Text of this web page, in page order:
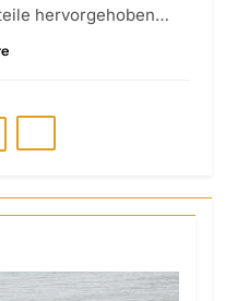
hervorgehoben…